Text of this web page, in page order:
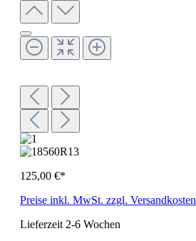
125,00 €*
Preise inkl. MwSt. zzgl. Versandkosten
Lieferzeit 2-6 Wochen